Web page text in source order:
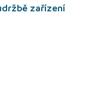
zařízení